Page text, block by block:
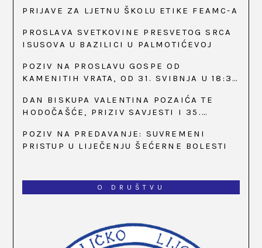
PRIJAVE ZA LJETNU ŠKOLU ETIKE FEAMC-A
PROSLAVA SVETKOVINE PRESVETOG SRCA
ISUSOVA U BAZILICI U PALMOTIĆEVOJ
POZIV NA PROSLAVU GOSPE OD
KAMENITIH VRATA, OD 31. SVIBNJA U 18:30
DAN BISKUPA VALENTINA POZAIĆA TE
HODOČAŠĆE, PRIZIV SAVJESTI I 35.
BISTRICI, OD 15. DO 17. SVIBNJA
POZIV NA PREDAVANJE: SUVREMENI
PRISTUP U LIJEČENJU ŠEĆERNE BOLESTI
O DRUŠTVU